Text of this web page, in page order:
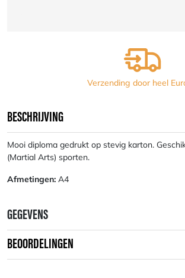
Verzending door heel
BESCHRIJVING
Mooi diploma gedrukt op stevig karton.
(Martial Arts) sporten.
Afmetingen: A4
GEGEVENS
BEOORDELINGEN